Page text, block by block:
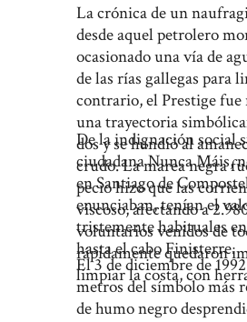
La crónica de un
desde aquel petrolero
ocasionado una vía de
de las rías gallegas para
contrario, el Prestige fue
una trayectoria
dos y se hundió al
crudo. La marea negra
pecio hizo que las
viscoso, afectando a
voluntarios venidos de
rápidamente quedaron
limpiar la costa, con
De la indignación social
ciudadana Nunca Máis,
en Santiago de
enunciaban, tenían el
tristemente habituales
hasta el cabo Finisterre.
El 3 de diciembre de
metros del símbolo más
de humo negro